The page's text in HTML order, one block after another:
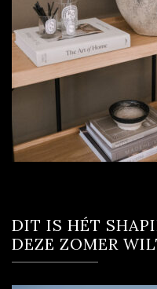
DIT IS HÉT
DEZE ZOMER